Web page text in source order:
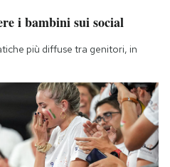
i bambini sui social
più diffuse tra genitori, in